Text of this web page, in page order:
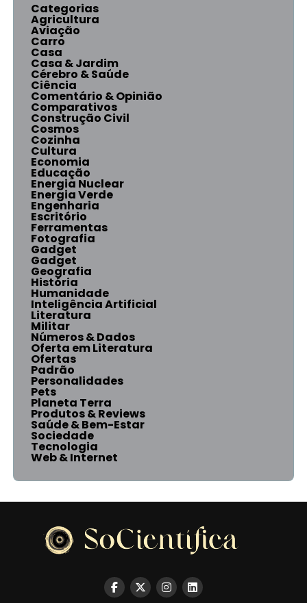
Categorias
Agricultura
Aviação
Carro
Casa
Casa & Jardim
Cérebro & Saúde
Ciência
Comentário & Opinião
Comparativos
Construção Civil
Cosmos
Cozinha
Cultura
Economia
Educação
Energia Nuclear
Energia Verde
Engenharia
Escritório
Ferramentas
Fotografia
Gadget
Gadget
Geografia
História
Humanidade
Inteligência Artificial
Literatura
Militar
Números & Dados
Oferta em Literatura
Ofertas
Padrão
Personalidades
Pets
Planeta Terra
Produtos & Reviews
Saúde & Bem-Estar
Sociedade
Tecnologia
Web & Internet